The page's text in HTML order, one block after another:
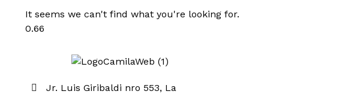
It seems we can't find what you're looking for.
Jr. Luis Giribaldi nro 553, La